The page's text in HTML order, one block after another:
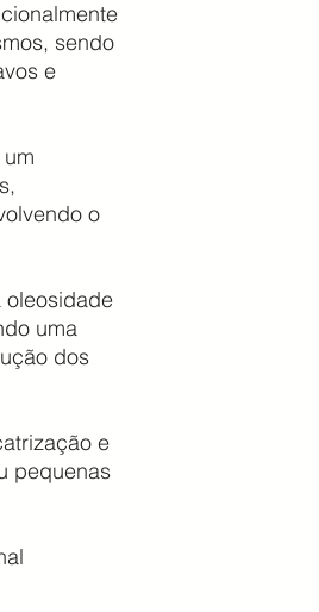
sendo
e
o
oleosidade
uma
dos
e
pequenas